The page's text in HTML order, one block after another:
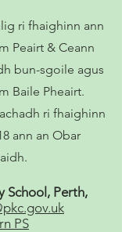
ri fhaighinn ann
Peairt & Ceann
bun-sgoile agus
Baile Pheairt.
ri fhaighinn
ann an Obar
School, Perth,
PS